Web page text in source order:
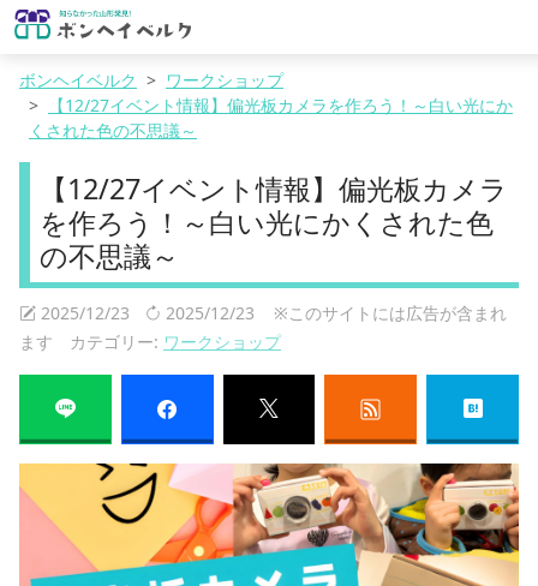
ボンヘイベルク
ワークショップ
【12/27イベント情報】偏光板カメラを作ろう！～白い光にか
くされた色の不思議～
【12/27イベント情報】偏光板カメラ
を作ろう！～白い光にかくされた色
の不思議～
2025/12/23 2025/12/23 ※このサイトには広告が含まれ
ます カテゴリー: ワークショップ